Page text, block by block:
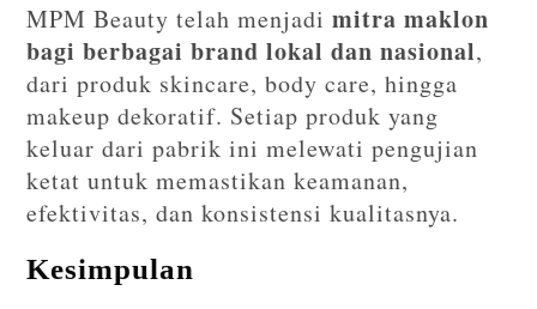
MPM Beauty telah menjadimitra maklon
bagi berbagai brand lokal dan nasional,
dari produk skincare, body care, hingga
makeup dekoratif. Setiap produk yang
keluar dari pabrik ini melewati pengujian
ketat untuk memastikan keamanan,
efektivitas, dan konsistensi kualitasnya.
Kesimpulan